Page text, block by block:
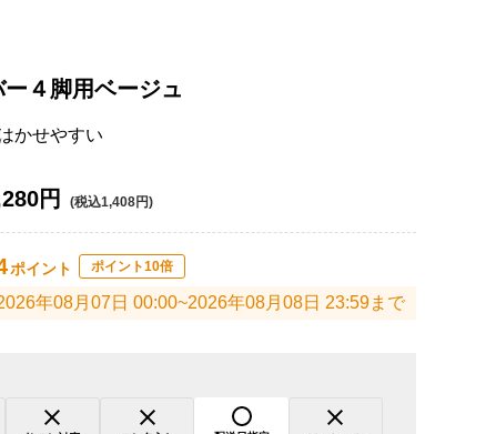
４脚用ベージュ
かせやすい
円 (税込1,408円)
ポイント ポイント10倍
年08月07日 00:00~2026年08月08日 23:59まで